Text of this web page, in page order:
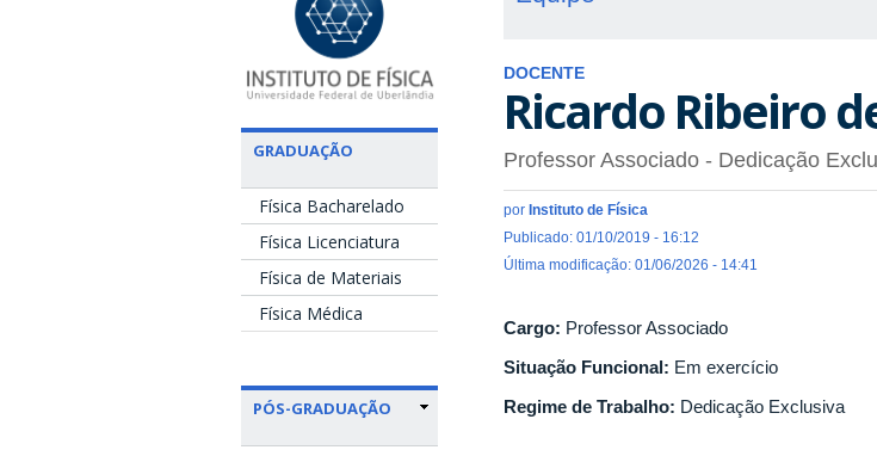
GRADUAÇÃO
Física Bacharelado
Física Licenciatura
Física de Materiais
Física Médica
PÓS-GRADUAÇÃO
DOCENTE
Ricardo Ribeiro
Professor Associado - Dedicação
por Instituto de Física
Publicado: 01/10/2019 - 16:12
Última modificação: 01/06/2026 - 14:41
Cargo: Professor Associado
Situação Funcional: Em exercício
Regime de Trabalho: Dedicação Exclusiva